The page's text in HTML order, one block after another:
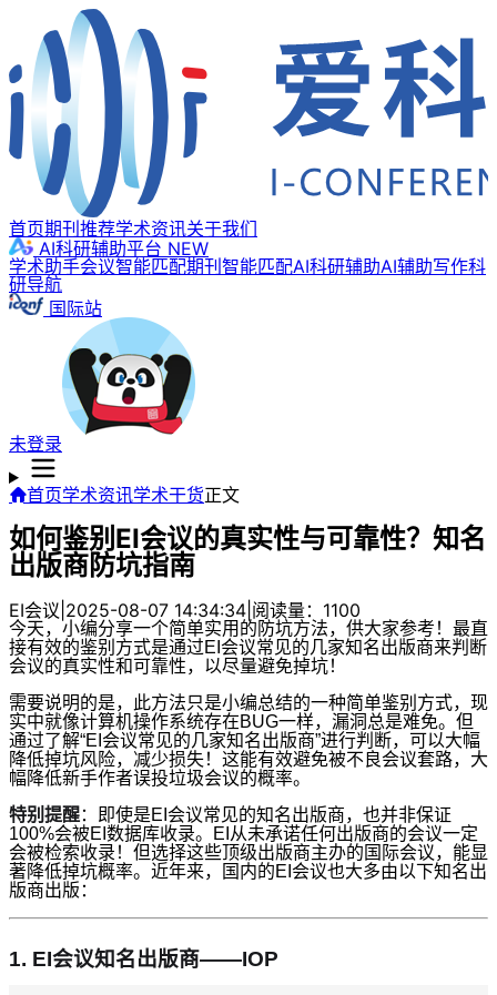
首页期刊推荐学术资讯关于我们
AI科研辅助平台 NEW
学术助手会议智能匹配期刊智能匹配AI科研辅助AI辅助写作科
研导航
国际站
未登录
首页学术资讯学术干货正文
如何鉴别EI会议的真实性与可靠性？知名
出版商防坑指南
EI会议 2025-08-07 14:34:34 阅读量：1100
今天，小编分享一个简单实用的防坑方法，供大家参考！最直
接有效的鉴别方式是通过EI会议常见的几家知名出版商来判断
会议的真实性和可靠性，以尽量避免掉坑！
需要说明的是，此方法只是小编总结的一种简单鉴别方式，现
实中就像计算机操作系统存在BUG一样，漏洞总是难免。但
通过了解“EI会议常见的几家知名出版商”进行判断，可以大幅
降低掉坑风险，减少损失！这能有效避免被不良会议套路，大
幅降低新手作者误投垃圾会议的概率。
特别提醒：即使是EI会议常见的知名出版商，也并非保证
100%会被EI数据库收录。EI从未承诺任何出版商的会议一定
会被检索收录！但选择这些顶级出版商主办的国际会议，能显
著降低掉坑概率。近年来，国内的EI会议也大多由以下知名出
版商出版：
1. EI会议知名出版商——IOP